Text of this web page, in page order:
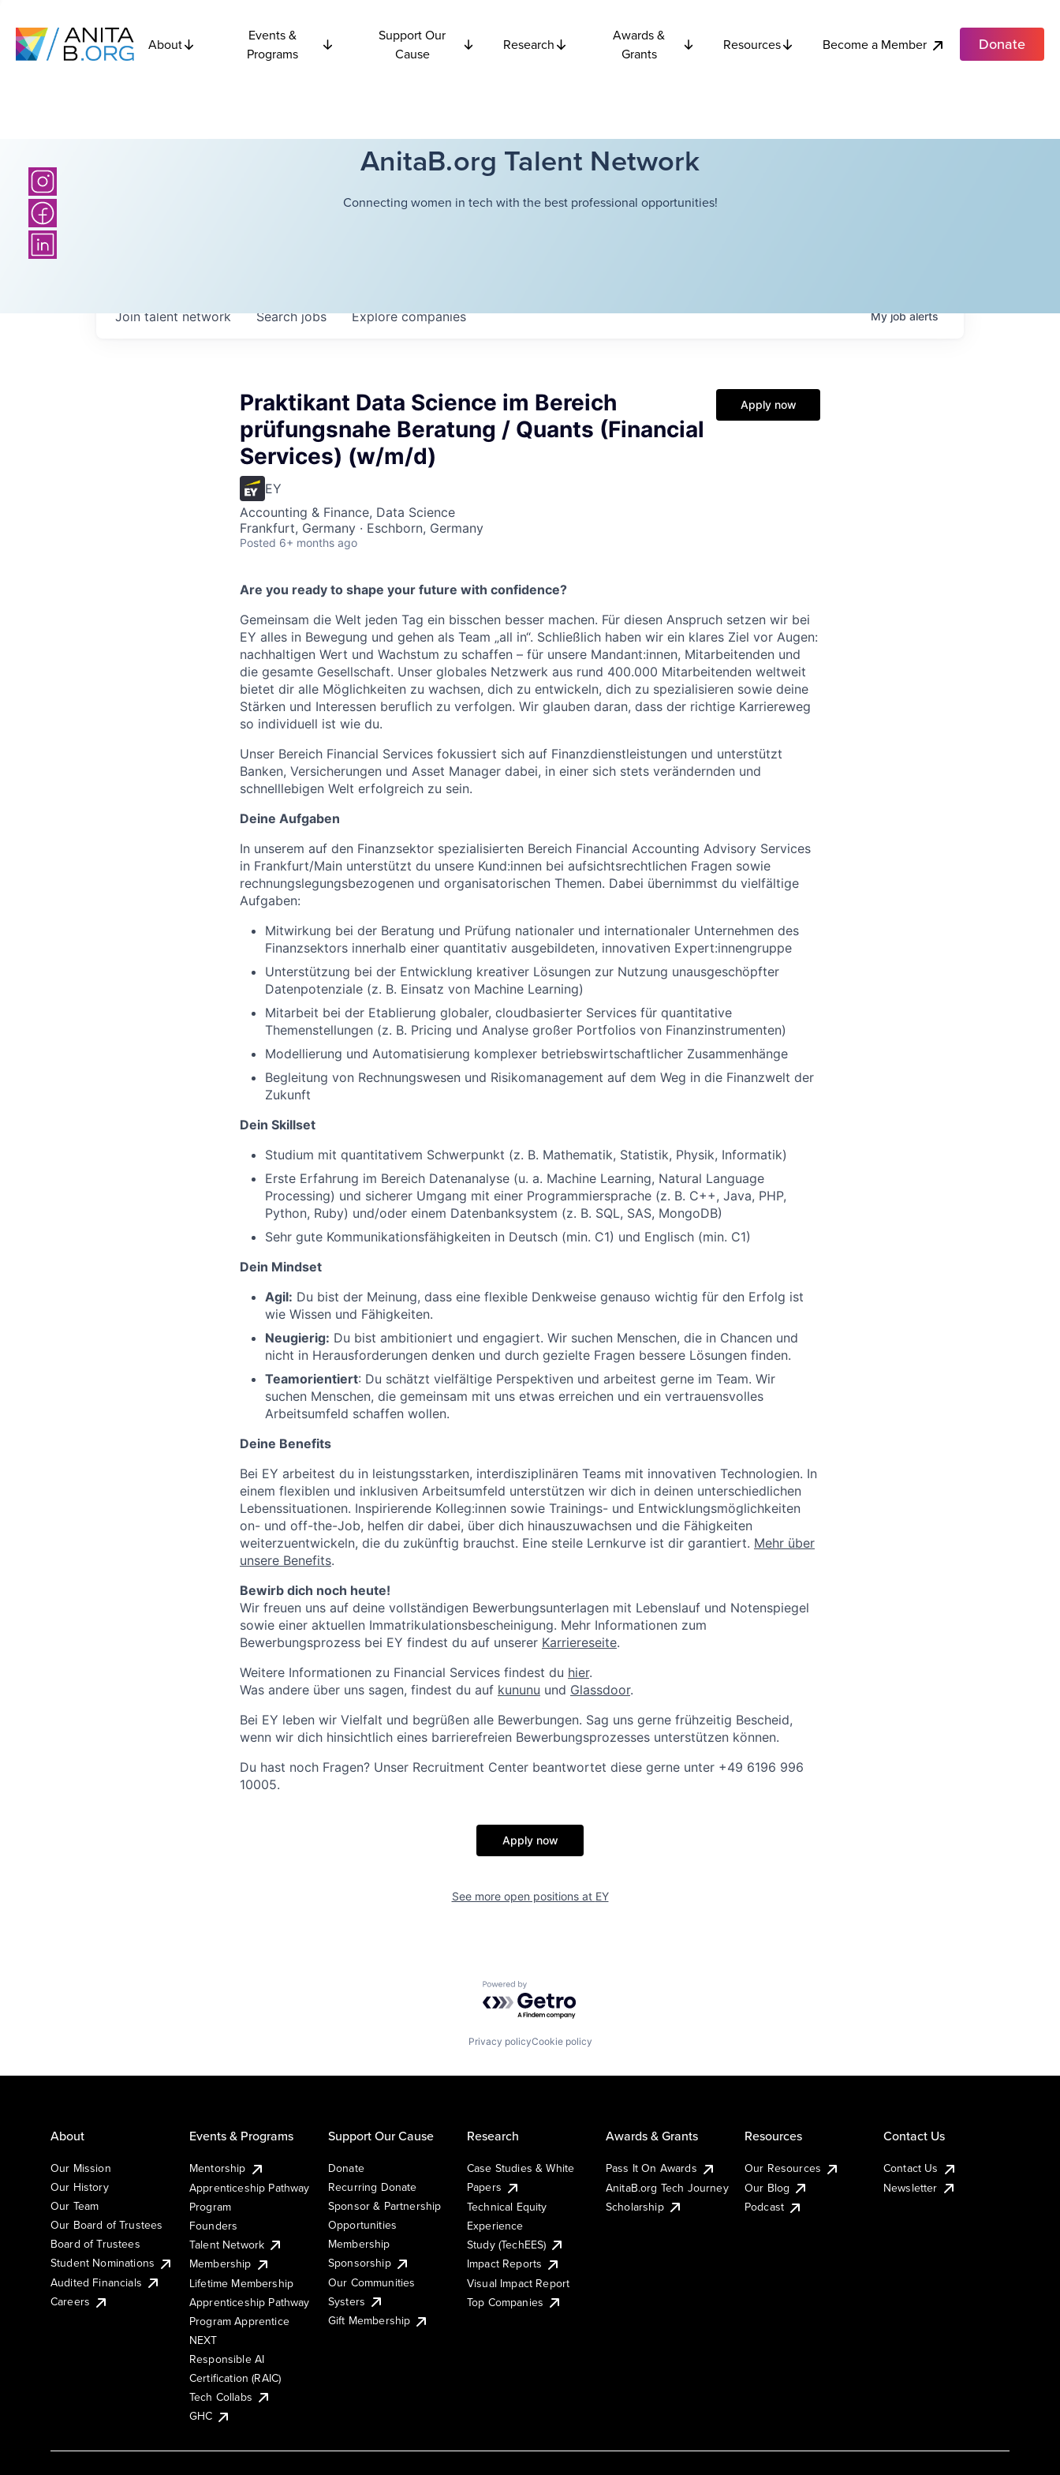
About
Events &
Programs
Support Our
Cause
Research
Awards &
Grants
Resources Become a Member Donate
AnitaB.org Talent Network
Connecting women in tech with the best professional opportunities!
Searchjobs Explorecompanies
Join talent network Myjobalerts
Praktikant Data Science im Bereich
prüfungsnahe Beratung / Quants (Financial
Services) (w/m/d)
EY
Accounting & Finance, Data Science
Frankfurt, Germany · Eschborn, Germany
Posted 6+ months ago
Apply now
Are you ready to shape your future with confidence?
Gemeinsam die Welt jeden Tag ein bisschen besser machen. Für diesen Anspruch setzen wir bei
EY alles in Bewegung und gehen als Team „all in“. Schließlich haben wir ein klares Ziel vor Augen:
nachhaltigen Wert und Wachstum zu schaffen – für unsere Mandant:innen, Mitarbeitenden und
die gesamte Gesellschaft. Unser globales Netzwerk aus rund 400.000 Mitarbeitenden weltweit
bietet dir alle Möglichkeiten zu wachsen, dich zu entwickeln, dich zu spezialisieren sowie deine
Stärken und Interessen beruflich zu verfolgen. Wir glauben daran, dass der richtige Karriereweg
so individuell ist wie du.
Unser Bereich Financial Services fokussiert sich auf Finanzdienstleistungen und unterstützt
Banken, Versicherungen und Asset Manager dabei, in einer sich stets verändernden und
schnelllebigen Welt erfolgreich zu sein.
Deine Aufgaben
In unserem auf den Finanzsektor spezialisierten Bereich Financial Accounting Advisory Services
in Frankfurt/Main unterstützt du unsere Kund:innen bei aufsichtsrechtlichen Fragen sowie
rechnungslegungsbezogenen und organisatorischen Themen. Dabei übernimmst du vielfältige
Aufgaben:
Mitwirkung bei der Beratung und Prüfung nationaler und internationaler Unternehmen des
Finanzsektors innerhalb einer quantitativ ausgebildeten, innovativen Expert:innengruppe
Unterstützung bei der Entwicklung kreativer Lösungen zur Nutzung unausgeschöpfter
Datenpotenziale (z. B. Einsatz von Machine Learning)
Mitarbeit bei der Etablierung globaler, cloudbasierter Services für quantitative
Themenstellungen (z. B. Pricing und Analyse großer Portfolios von Finanzinstrumenten)
Modellierung und Automatisierung komplexer betriebswirtschaftlicher Zusammenhänge
Begleitung von Rechnungswesen und Risikomanagement auf dem Weg in die Finanzwelt der
Zukunft
Dein Skillset
Studium mit quantitativem Schwerpunkt (z. B. Mathematik, Statistik, Physik, Informatik)
Erste Erfahrung im Bereich Datenanalyse (u. a. Machine Learning, Natural Language
Processing) und sicherer Umgang mit einer Programmiersprache (z. B. C++, Java, PHP,
Python, Ruby) und/oder einem Datenbanksystem (z. B. SQL, SAS, MongoDB)
Sehr gute Kommunikationsfähigkeiten in Deutsch (min. C1) und Englisch (min. C1)
Dein Mindset
Agil: Du bist der Meinung, dass eine flexible Denkweise genauso wichtig für den Erfolg ist
wie Wissen und Fähigkeiten.
Neugierig: Du bist ambitioniert und engagiert. Wir suchen Menschen, die in Chancen und
nicht in Herausforderungen denken und durch gezielte Fragen bessere Lösungen finden.
Teamorientiert: Du schätzt vielfältige Perspektiven und arbeitest gerne im Team. Wir
suchen Menschen, die gemeinsam mit uns etwas erreichen und ein vertrauensvolles
Arbeitsumfeld schaffen wollen.
Deine Benefits
Bei EY arbeitest du in leistungsstarken, interdisziplinären Teams mit innovativen Technologien. In
einem flexiblen und inklusiven Arbeitsumfeld unterstützen wir dich in deinen unterschiedlichen
Lebenssituationen. Inspirierende Kolleg:innen sowie Trainings- und Entwicklungsmöglichkeiten
on- und off-the-Job, helfen dir dabei, über dich hinauszuwachsen und die Fähigkeiten
weiterzuentwickeln, die du zukünftig brauchst. Eine steile Lernkurve ist dir garantiert. Mehr über
unsere Benefits.
Bewirb dich noch heute!
Wir freuen uns auf deine vollständigen Bewerbungsunterlagen mit Lebenslauf und Notenspiegel
sowie einer aktuellen Immatrikulationsbescheinigung. Mehr Informationen zum
Bewerbungsprozess bei EY findest du auf unserer Karriereseite.
Weitere Informationen zu Financial Services findest du hier.
Was andere über uns sagen, findest du auf kununu und Glassdoor.
Bei EY leben wir Vielfalt und begrüßen alle Bewerbungen. Sag uns gerne frühzeitig Bescheid,
wenn wir dich hinsichtlich eines barrierefreien Bewerbungsprozesses unterstützen können.
Du hast noch Fragen? Unser Recruitment Center beantwortet diese gerne unter +49 6196 996
10005.
Apply now
See more open positions at EY
Powered by Getro.com
Privacy policyCookie policy
About
Our Mission
Our History
Our Team
Our Board of Trustees
Board of Trustees
Student Nominations
Audited Financials
Careers
Events & Programs
Mentorship
Apprenticeship Pathway
Program
Founders
Talent Network
Membership
Lifetime Membership
Apprenticeship Pathway
Program Apprentice
NEXT
Responsible AI
Certification (RAIC)
Tech Collabs
GHC
Support Our Cause
Donate
Recurring Donate
Sponsor & Partnership
Opportunities
Membership
Sponsorship
Our Communities
Systers
Gift Membership
Research
Case Studies & White
Papers
Technical Equity
Experience
Study (TechEES)
Impact Reports
Visual Impact Report
Top Companies
Awards & Grants
Pass It On Awards
AnitaB.org Tech Journey
Scholarship
Resources
Our Resources
Our Blog
Podcast
Contact Us
Contact Us
Newsletter